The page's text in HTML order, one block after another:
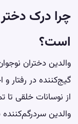
چرا درک دختر
است؟
والدین دختران
گیج‌کننده در رفتار
از نوسانات خلقی تا
والدین